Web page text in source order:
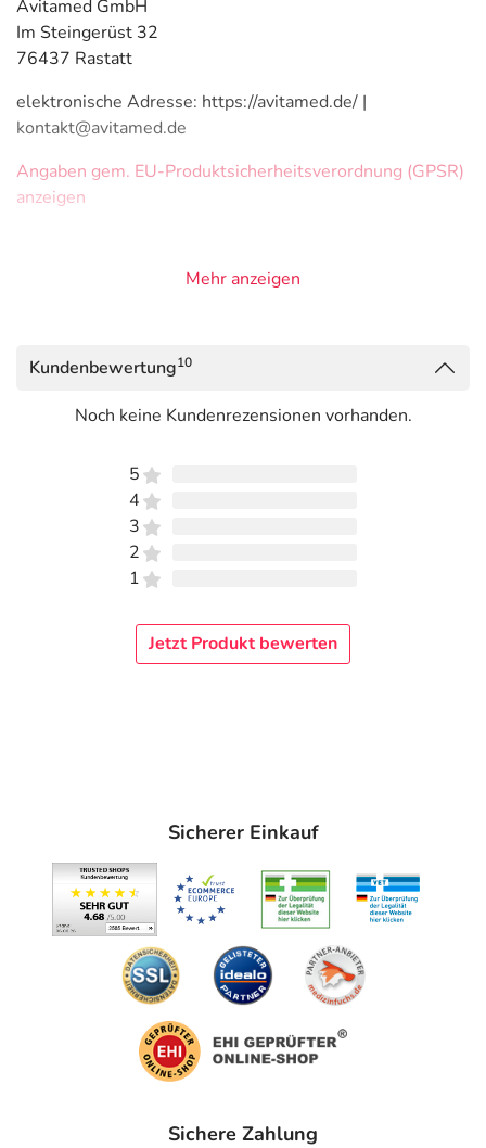
Avitamed GmbH
Im Steingerüst 32
76437 Rastatt
elektronische Adresse: https://avitamed.de/ |
kontakt@avitamed.de
Angaben gem. EU-Produktsicherheitsverordnung (GPSR)
anzeigen
Mehr anzeigen
Kundenbewertung10
Noch keine Kundenrezensionen vorhanden.
5
4
3
2
1
Jetzt Produkt bewerten
Sicherer Einkauf
Sichere Zahlung